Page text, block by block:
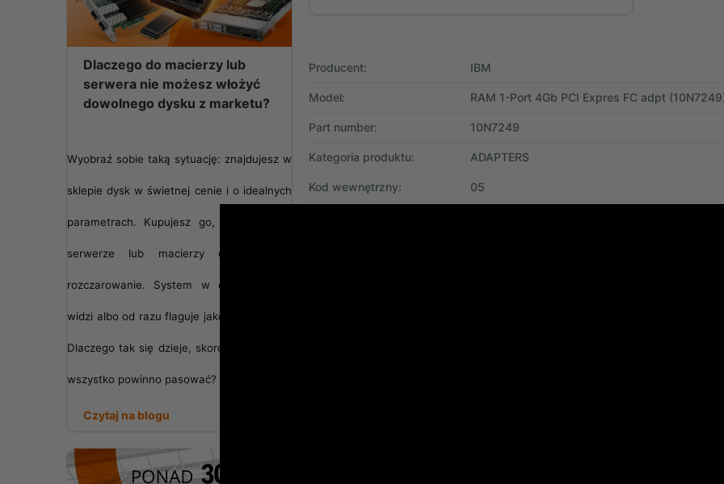
Dlaczego do macierzy lub
serwera nie możesz włożyć
dowolnego dysku z marketu?
Wyobraź sobie taką sytuację: znajdujesz w
sklepie dysk w świetnej cenie i o idealnych
parametrach. Kupujesz go, montujesz w
serwerze lub macierzy dyskowej i...
rozczarowanie. System w ogóle go nie
widzi albo od razu flaguje jako uszkodzony.
Dlaczego tak się dzieje, skoro teoretycznie
wszystko powinno pasować?
Czytaj na blogu
Producent: IBM
Model: RAM 1-Port 4Gb PCI Expres FC adpt
Part number: 10N7249
Kategoria produktu: ADAPTERS
Kod wewnętrzny: 05